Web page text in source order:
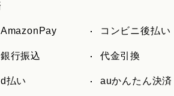
AmazonPay コンビニ後払い
銀行振込 代金引換
d払い auかんたん決済